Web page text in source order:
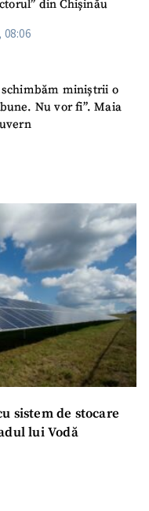
din Chișinău
08:06
schimbăm miniștrii o
Nu vor fi”. Maia
sistem de stocare
lui Vodă